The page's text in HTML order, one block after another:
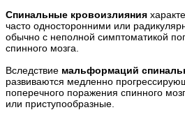
Спинальные кровоизлияния
часто односторонними или
обычно с неполной симптоматикой
спинного мозга.
Вследствие мальформаций
развиваются медленно
поперечного поражения спинного
или приступообразные.